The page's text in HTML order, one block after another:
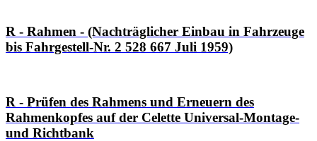
R - Rahmen - (Nachträglicher Einbau in Fahrzeuge
bis Fahrgestell-Nr. 2 528 667 Juli 1959)
R - Prüfen des Rahmens und Erneuern des
Rahmenkopfes auf der Celette Universal-Montage-
und Richtbank